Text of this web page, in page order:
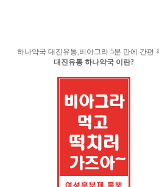
하나약국 대진유통,비아그라 5분 만에 간편
대진유통 하나약국 이란?